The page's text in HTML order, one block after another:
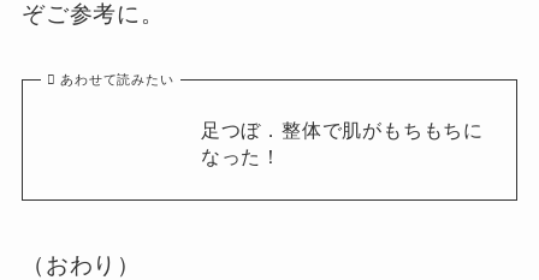
ぞご参考に。
あわせて読みたい
足つぼ．整体で肌がもちもちに
なった！
（おわり）